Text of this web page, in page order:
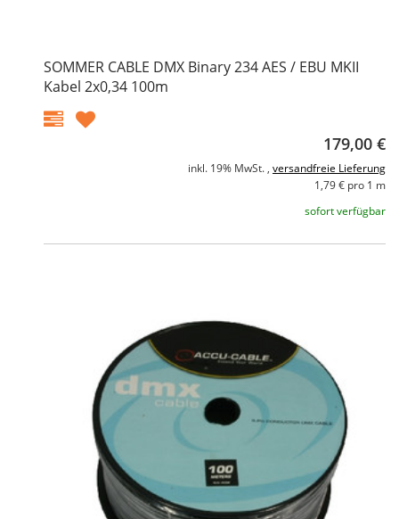
SOMMER CABLE DMX Binary 234 AES / EBU MKII
Kabel 2x0,34 100m
179,00 €
inkl. 19% MwSt. , versandfreie Lieferung
1,79 € pro 1 m
sofort verfügbar